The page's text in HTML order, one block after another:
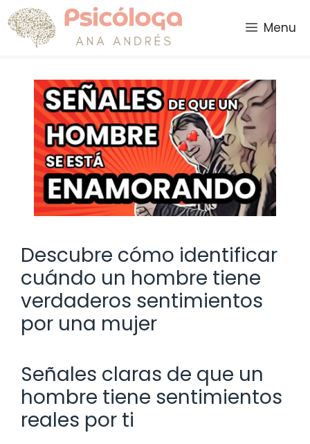
Saltar
al
contenido
Menu
Descubre cómo identificar
cuándo un hombre tiene
verdaderos sentimientos
por una mujer
Señales claras de que un
hombre tiene sentimientos
reales por ti